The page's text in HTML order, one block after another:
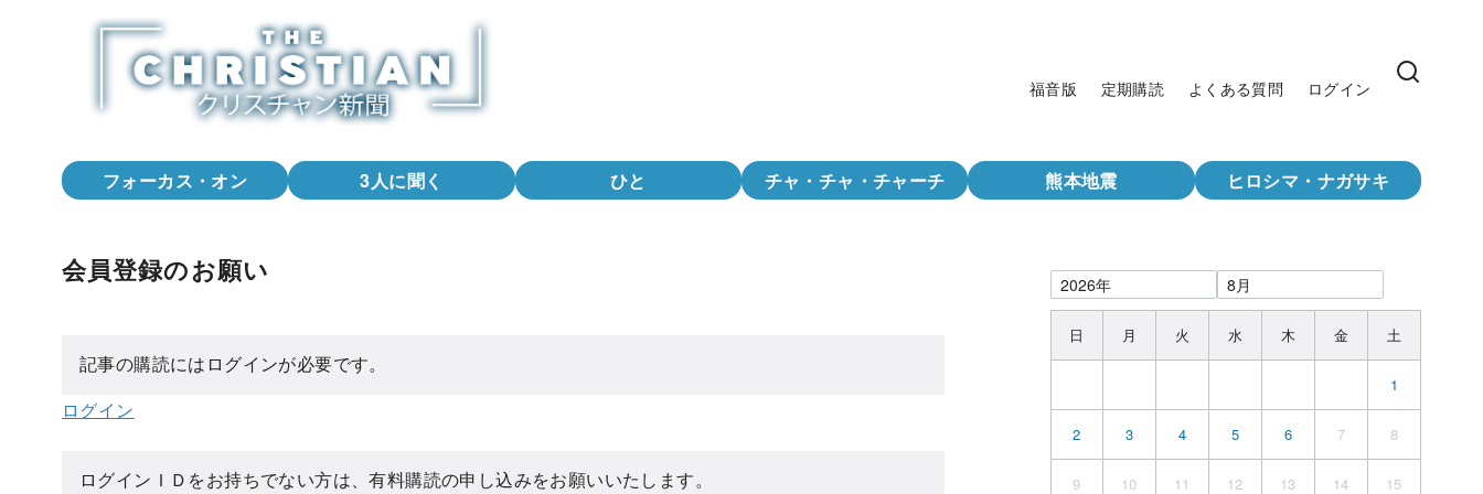
福音版 定期購読 よくある質問 ログイン
フォーカス・オン 3人に聞く ひと チャ・チャ・チャーチ 熊本地震 ヒロシマ・ナガサキ
会員登録のお願い
記事の購読にはログインが必要です。
ログイン
ログインＩＤをお持ちでない方は、有料購読の申し込みをお願いいたします。
日 月 火 水 木 金 土
1
2 3 4 5 6 7 8
9 10 11 12 13 14 15